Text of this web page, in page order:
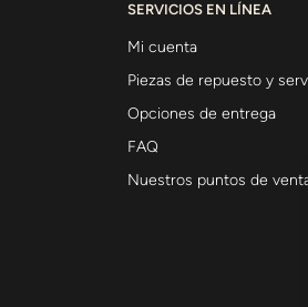
SERVICIOS EN LÍNEA
Mi cuenta
Piezas de repuesto y
Opciones de entrega
FAQ
Nuestros puntos de